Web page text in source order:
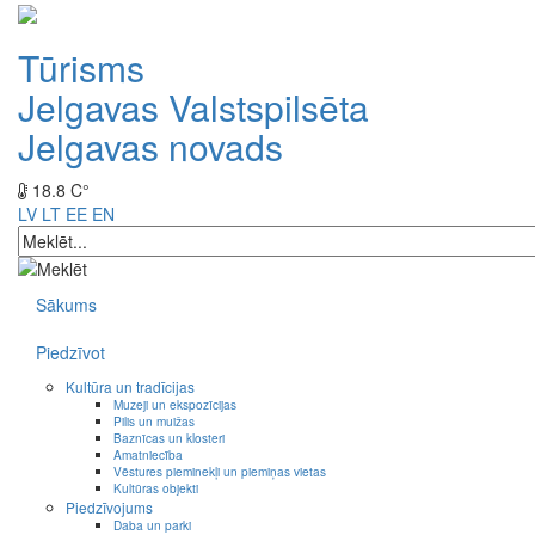
Tūrisms
Jelgavas Valstspilsēta
Jelgavas novads
18.8 C°
LV LT EE EN
Sākums
Piedzīvot
Kultūra un tradīcijas
Muzeji un ekspozīcijas
Pilis un muižas
Baznīcas un klosteri
Amatniecība
Vēstures pieminekļi un piemiņas vietas
Kultūras objekti
Piedzīvojums
Daba un parki